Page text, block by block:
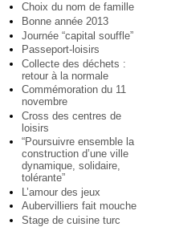
Choix du nom de famille
Bonne année 2013
Journée “capital souffle”
Passeport-loisirs
Collecte des déchets :
retour à la normale
Commémoration du 11
novembre
Cross des centres de
loisirs
“Poursuivre ensemble la
construction d’une ville
dynamique, solidaire,
tolérante”
L’amour des jeux
Aubervilliers fait mouche
Stage de cuisine turc